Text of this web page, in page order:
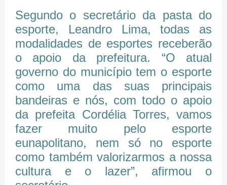
Segundo o secretário da pasta do
esporte, Leandro Lima, todas as
modalidades de esportes receberão
o apoio da prefeitura. “O atual
governo do município tem o esporte
como uma das suas principais
bandeiras e nós, com todo o apoio
da prefeita Cordélia Torres, vamos
fazer muito pelo esporte
eunapolitano, nem só no esporte
como também valorizarmos a nossa
cultura e o lazer”, afirmou o